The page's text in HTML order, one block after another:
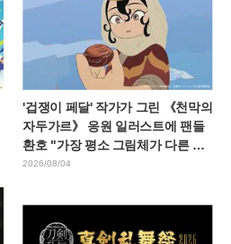
'겁쟁이 페달' 작가가 그린 《천막의
자두가르》 응원 일러스트에 팬들
환호 "가장 평소 그림체가 다른 사
람이 그리면 이렇게 된다"
2026/08/04